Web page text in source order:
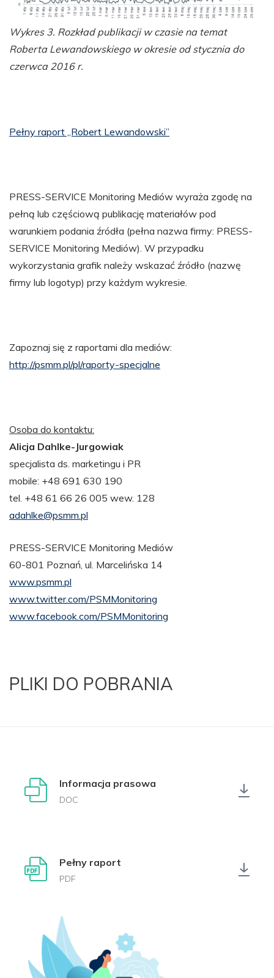
Wykres 3. Rozkład publikacji w czasie na temat
Roberta Lewandowskiego w okresie od stycznia do
czerwca 2016 r.
Pełny raport „Robert Lewandowski”
PRESS-SERVICE Monitoring Mediów wyraża zgodę na
pełną lub częściową publikację materiałów pod
warunkiem podania źródła (pełna nazwa firmy: PRESS-
SERVICE Monitoring Mediów). W przypadku
wykorzystania grafik należy wskazać źródło (nazwę
firmy lub logotyp) przy każdym wykresie.
Zapoznaj się z raportami dla mediów:
http://psmm.pl/pl/raporty-specjalne
Osoba do kontaktu:
Alicja Dahlke-Jurgowiak
specjalista ds. marketingu i PR
mobile: +48 691 630 190
tel. +48 61 66 26 005 wew. 128
adahlke@psmm.pl
PRESS-SERVICE Monitoring Mediów
60-801 Poznań, ul. Marcelińska 14
www.psmm.pl
www.twitter.com/PSMMonitoring
www.facebook.com/PSMMonitoring
PLIKI DO POBRANIA
Informacja prasowa
DOC
Pełny raport
PDF